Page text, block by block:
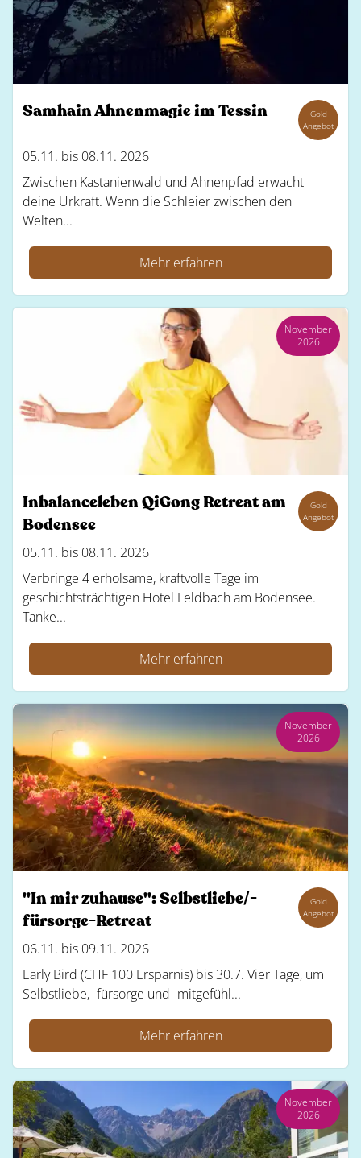
Samhain Ahnenmagie im Tessin
Gold
Angebot
05.11. bis 08.11. 2026
Zwischen Kastanienwald und Ahnenpfad erwacht
deine Urkraft. Wenn die Schleier zwischen den
Welten...
Mehr erfahren
November
2026
Inbalanceleben QiGong Retreat am
Bodensee
Gold
Angebot
05.11. bis 08.11. 2026
Verbringe 4 erholsame, kraftvolle Tage im
geschichtsträchtigen Hotel Feldbach am Bodensee.
Tanke...
Mehr erfahren
November
2026
"In mir zuhause": Selbstliebe/-
fürsorge-Retreat
Gold
Angebot
06.11. bis 09.11. 2026
Early Bird (CHF 100 Ersparnis) bis 30.7. Vier Tage, um
Selbstliebe, -fürsorge und -mitgefühl...
Mehr erfahren
November
2026